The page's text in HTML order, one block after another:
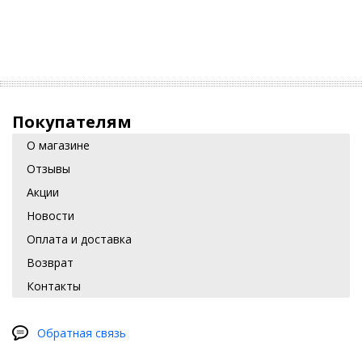
Покупателям
О магазине
Отзывы
Акции
Новости
Оплата и доставка
Возврат
Контакты
Обратная связь